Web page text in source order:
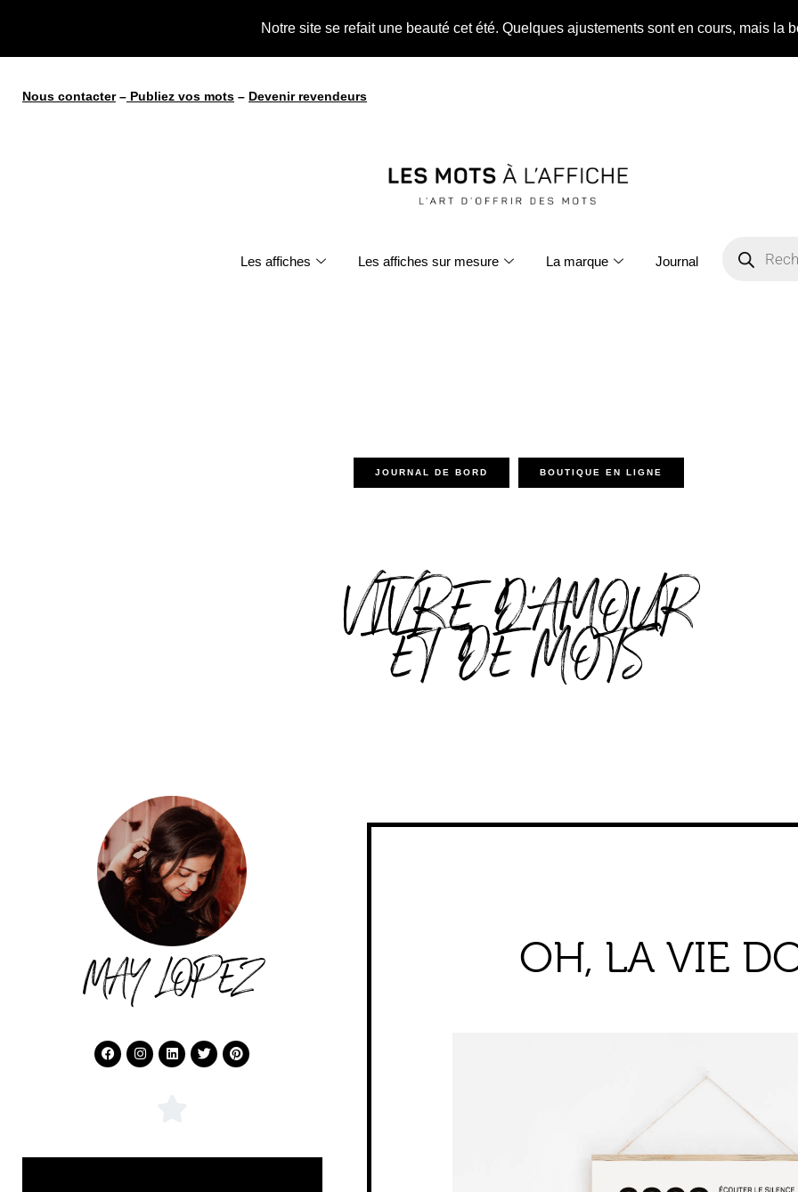
Notre site se refait une beauté cet été. Quelques ajustements sont en cours, mais la
Nous contacter– Publiez vos mots – Devenir revendeurs
Les affiches Les affiches sur mesure La marque Journal
JOURNAL DE BORD BOUTIQUE EN LIGNE
VIVRE D'AMOUR
ET DE MOTS
MAY LOPEZ OH, LA VIE